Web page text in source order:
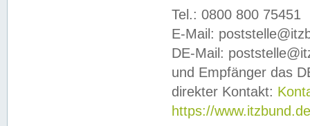
Tel.: 0800 800 75451
E-Mail:
DE-Mail:
und Empfänger das
direkter Kontakt:
https://